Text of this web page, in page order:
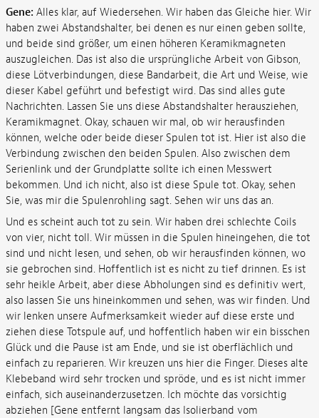
Gene: Alles klar, auf Wiedersehen. Wir haben das Gleiche hier. Wir
haben zwei Abstandshalter, bei denen es nur einen geben sollte,
und beide sind größer, um einen höheren Keramikmagneten
auszugleichen. Das ist also die ursprüngliche Arbeit von Gibson,
diese Lötverbindungen, diese Bandarbeit, die Art und Weise, wie
dieser Kabel geführt und befestigt wird. Das sind alles gute
Nachrichten. Lassen Sie uns diese Abstandshalter herausziehen,
Keramikmagnet. Okay, schauen wir mal, ob wir herausfinden
können, welche oder beide dieser Spulen tot ist. Hier ist also die
Verbindung zwischen den beiden Spulen. Also zwischen dem
Serienlink und der Grundplatte sollte ich einen Messwert
bekommen. Und ich nicht, also ist diese Spule tot. Okay, sehen
Sie, was mir die Spulenrohling sagt. Sehen wir uns das an.
Und es scheint auch tot zu sein. Wir haben drei schlechte Coils
von vier, nicht toll. Wir müssen in die Spulen hineingehen, die tot
sind und nicht lesen, und sehen, ob wir herausfinden können, wo
sie gebrochen sind. Hoffentlich ist es nicht zu tief drinnen. Es ist
sehr heikle Arbeit, aber diese Abholungen sind es definitiv wert,
also lassen Sie uns hineinkommen und sehen, was wir finden. Und
wir lenken unsere Aufmerksamkeit wieder auf diese erste und
ziehen diese Totspule auf, und hoffentlich haben wir ein bisschen
Glück und die Pause ist am Ende, und sie ist oberflächlich und
einfach zu reparieren. Wir kreuzen uns hier die Finger. Dieses alte
Klebeband wird sehr trocken und spröde, und es ist nicht immer
einfach, sich auseinanderzusetzen. Ich möchte das vorsichtig
abziehen [Gene entfernt langsam das Isolierband vom